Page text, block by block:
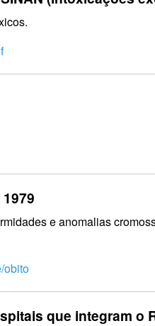
e anomalias
obito
que integram o